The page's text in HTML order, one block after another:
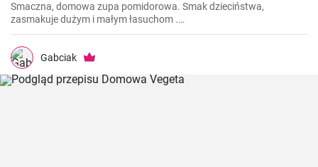
Smaczna, domowa zupa pomidorowa. Smak dzieciństwa,
zasmakuje dużym i małym łasuchom .
https://gabciakowegotowanie24.blogspot.com/2024/10/zupa-
pomidorowa-z-ryzem.html
Gabciak